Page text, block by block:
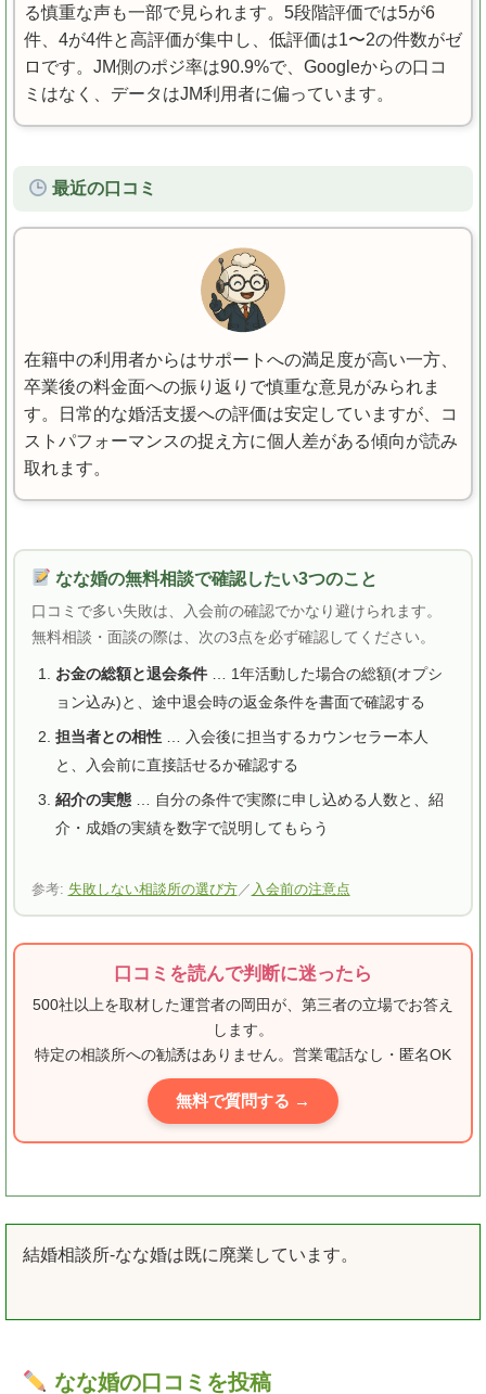
る慎重な声も一部で見られます。5段階評価では5が6
件、4が4件と高評価が集中し、低評価は1〜2の件数がゼ
ロです。JM側のポジ率は90.9%で、Googleからの口コ
ミはなく、データはJM利用者に偏っています。
最近の口コミ
在籍中の利用者からはサポートへの満足度が高い一方、
卒業後の料金面への振り返りで慎重な意見がみられま
す。日常的な婚活支援への評価は安定していますが、コ
ストパフォーマンスの捉え方に個人差がある傾向が読み
取れます。
なな婚の無料相談で確認したい3つのこと
口コミで多い失敗は、入会前の確認でかなり避けられます。
無料相談・面談の際は、次の3点を必ず確認してください。
お金の総額と退会条件… 1年活動した場合の総額(オプシ
ョン込み)と、途中退会時の返金条件を書面で確認する
担当者との相性… 入会後に担当するカウンセラー本人
と、入会前に直接話せるか確認する
紹介の実態… 自分の条件で実際に申し込める人数と、紹
介・成婚の実績を数字で説明してもらう
参考: 失敗しない相談所の選び方／ 入会前の注意点
口コミを読んで判断に迷ったら
500社以上を取材した運営者の岡田が、第三者の立場でお答え
します。
特定の相談所への勧誘はありません。営業電話なし・匿名OK
無料で質問する →
結婚相談所-なな婚は既に廃業しています。
なな婚の口コミを投稿